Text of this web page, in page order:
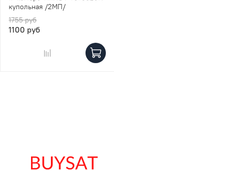
купольная /2МП/
1755 руб
1100 руб